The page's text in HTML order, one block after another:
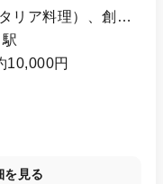
リア料理）、創作
ィブ・フュージョ
10,000円
を見る